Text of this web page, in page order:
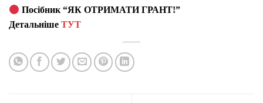
Посібник “ЯК ОТРИМАТИ ГРАНТ!”
Детальніше ТУТ